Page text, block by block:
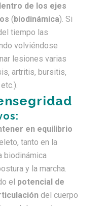
de los ejes
(biodinámica). Si
tiempo las
volviéndose
lesiones varias
artritis, bursitis,
en equilibrio
tanto en la
biodinámica
y la marcha.
el potencial de
del cuerpo